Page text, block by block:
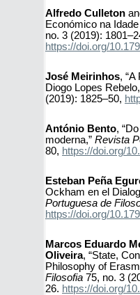
Alfredo Culleton
Económico na
no. 3 (2019):
https://doi.org/
José Meirinhos,
Diogo Lopes
(2019): 1825–50,
António Bento,
moderna,” Revista
80, https://doi.org/
Esteban Peña
Ockham en el
Portuguesa de
https://doi.org/
Marcos Eduardo
Oliveira, “State,
Philosophy of
Filosofia 75, no. 3
26. https://doi.org/